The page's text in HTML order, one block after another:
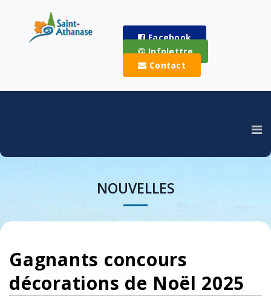
Facebook
Infolettre
Contact
NOUVELLES
Gagnants concours
décorations de Noël 2025